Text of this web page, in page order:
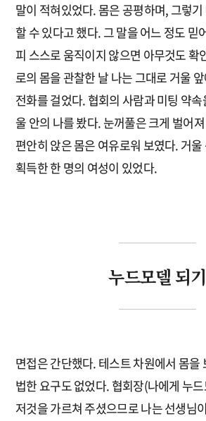
말이 적혀있었다. 몸은 공평하며, 그렇
할 수 있다고 했다. 그 말을 어느 정도 믿
피 스스로 움직이지 않으면 아무것도 확
로의 몸을 관찰한 날 나는 그대로 거울
전화를 걸었다. 협회의 사람과 미팅 약
울 안의 나를 봤다. 눈꺼풀은 크게 벌어
편안히 앉은 몸은 여유로워 보였다. 거
획득한 한 명의 여성이 있었다.
누드모델 되기
면접은 간단했다. 테스트 차원에서 몸을
법한 요구도 없었다. 협회장(나에게 누
저것을 가르쳐 주셨으므로 나는 선생님